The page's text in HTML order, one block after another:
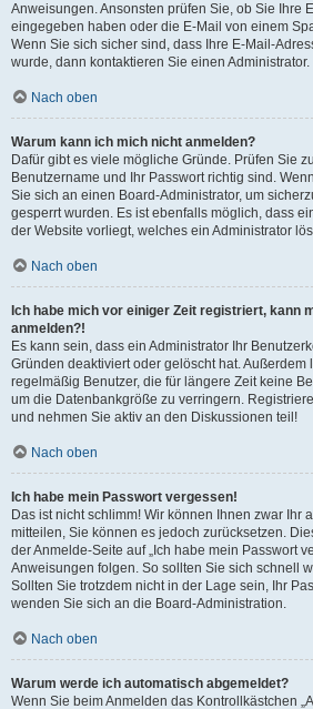
Anweisungen. Ansonsten prüfen Sie, ob Sie Ihre
eingegeben haben oder die E-Mail von einem
Wenn Sie sich sicher sind, dass Ihre E-Mail-
wurde, dann kontaktieren Sie einen Administrator.
Nach oben
Warum kann ich mich nicht anmelden?
Dafür gibt es viele mögliche Gründe. Prüfen Sie
Benutzername und Ihr Passwort richtig sind.
Sie sich an einen Board-Administrator, um
gesperrt wurden. Es ist ebenfalls möglich, dass
der Website vorliegt, welches ein Administrator
Nach oben
Ich habe mich vor einiger Zeit registriert, kann
anmelden?!
Es kann sein, dass ein Administrator Ihr
Gründen deaktiviert oder gelöscht hat. Außerdem
regelmäßig Benutzer, die für längere Zeit keine
um die Datenbankgröße zu verringern.
und nehmen Sie aktiv an den Diskussionen teil!
Nach oben
Ich habe mein Passwort vergessen!
Das ist nicht schlimm! Wir können Ihnen zwar Ihr
mitteilen, Sie können es jedoch zurücksetzen.
der Anmelde-Seite auf „Ich habe mein Passwort
Anweisungen folgen. So sollten Sie sich schnell
Sollten Sie trotzdem nicht in der Lage sein, Ihr
wenden Sie sich an die Board-Administration.
Nach oben
Warum werde ich automatisch abgemeldet?
Wenn Sie beim Anmelden das Kontrollkästchen